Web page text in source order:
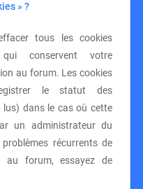
» ?
tous les cookies
conservent votre
au forum. Les cookies
le statut des
lus) dans le cas où cette
un administrateur du
récurrents de
au forum, essayez de